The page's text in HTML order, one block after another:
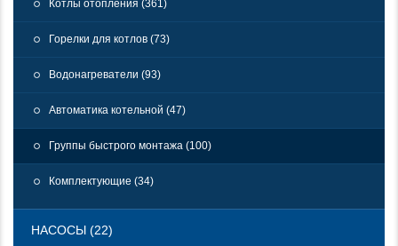
Котлы отопления (361)
Горелки для котлов (73)
Водонагреватели (93)
Автоматика котельной (47)
Группы быстрого монтажа (100)
Комплектующие (34)
НАСОСЫ (22)